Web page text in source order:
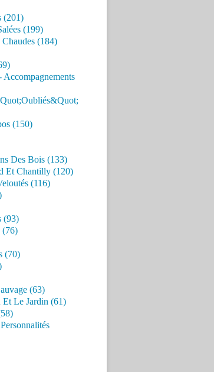
(201)
(199)
Chaudes (184)
Accompagnements
(150)
Des Bois (133)
Et Chantilly (120)
(116)
(93)
(76)
(70)
(63)
Le Jardin (61)